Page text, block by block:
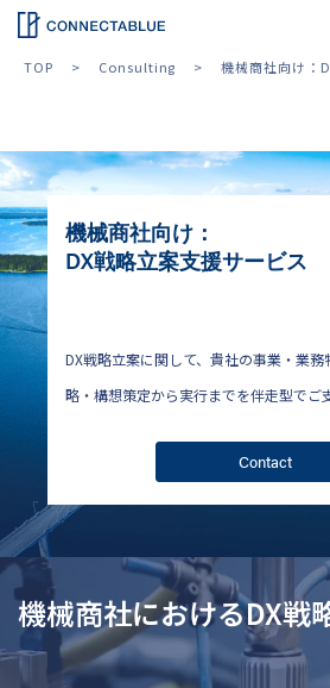
TOP Consulting 機械商社向け：
機械商社向け：
DX戦略立案支援サービス
DX戦略立案に関して、貴社の事業・業
略・構想策定から実行までを伴走型でご
Contact
機械商社におけるDX戦